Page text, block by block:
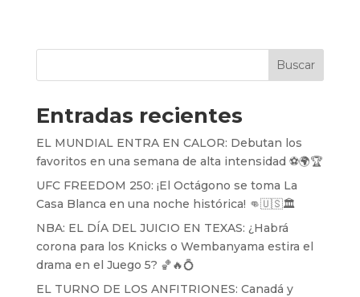
Buscar
Entradas recientes
EL MUNDIAL ENTRA EN CALOR: Debutan los
favoritos en una semana de alta intensidad ⚽️🌍🏆
UFC FREEDOM 250: ¡El Octágono se toma La
Casa Blanca en una noche histórica! 👊🇺🇸🏛️
NBA: EL DÍA DEL JUICIO EN TEXAS: ¿Habrá
corona para los Knicks o Wembanyama estira el
drama en el Juego 5? 🏀🔥💍
EL TURNO DE LOS ANFITRIONES: Canadá y